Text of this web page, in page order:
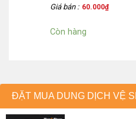
Giá bán : 60.000₫
Còn hàng